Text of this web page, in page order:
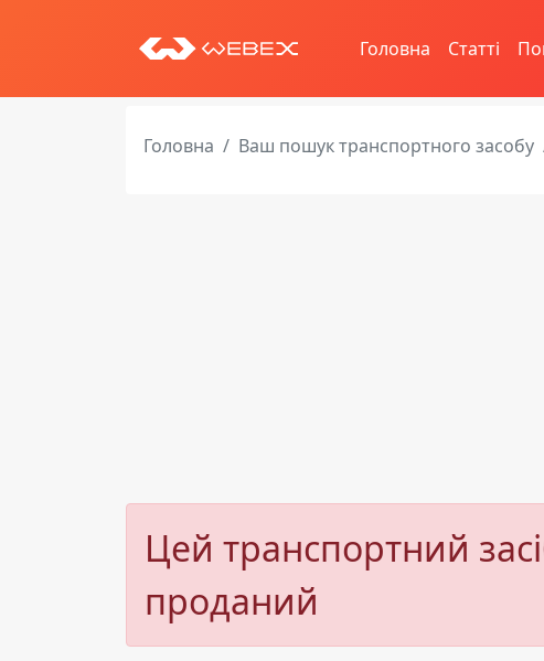
Головна Статті
Головна Ваш пошук транспортного засобу
Цей транспортний
проданий